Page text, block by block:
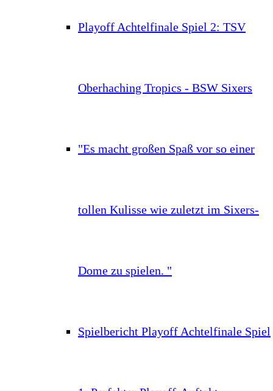
Playoff Achtelfinale Spiel 2: TSV
Oberhaching Tropics - BSW Sixers
"Es macht großen Spaß vor so einer
tollen Kulisse wie zuletzt im Sixers-
Dome zu spielen. "
Spielbericht Playoff Achtelfinale Spiel